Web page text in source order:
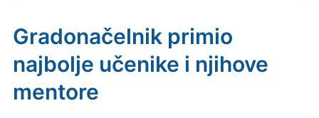
Gradonačelnik primio
najbolje učenike i njihove
mentore